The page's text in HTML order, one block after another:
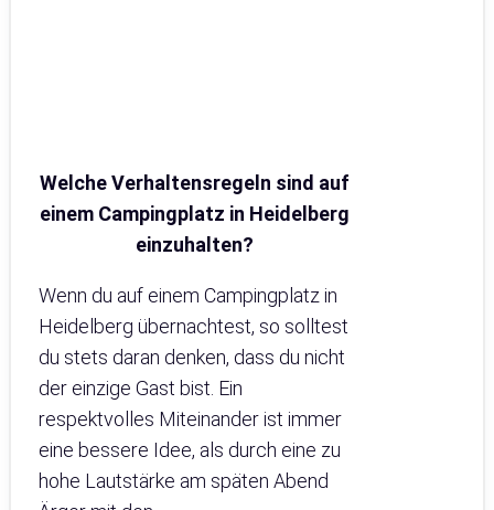
Welche Verhaltensregeln sind auf
einem Campingplatz in Heidelberg
einzuhalten?
Wenn du auf einem Campingplatz in
Heidelberg übernachtest, so solltest
du stets daran denken, dass du nicht
der einzige Gast bist. Ein
respektvolles Miteinander ist immer
eine bessere Idee, als durch eine zu
hohe Lautstärke am späten Abend